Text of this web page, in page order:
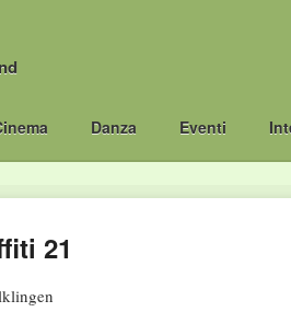
Danza Eventi
21